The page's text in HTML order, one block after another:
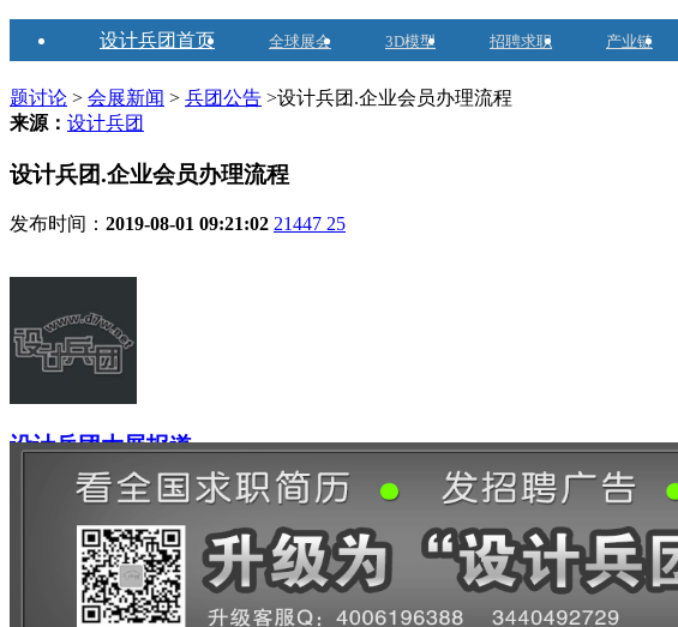
设计兵团首页 全球展会 3D模型 招聘求职 产业链
题讨论 > 会展新闻 > 兵团公告 >设计兵团.企业会员办理流程
来源： 设计兵团
设计兵团.企业会员办理流程
发布时间： 2019-08-01 09:21:02 21447 25
设计兵团大展报道
2016-12-26注册
兵豆227个
兵币514个